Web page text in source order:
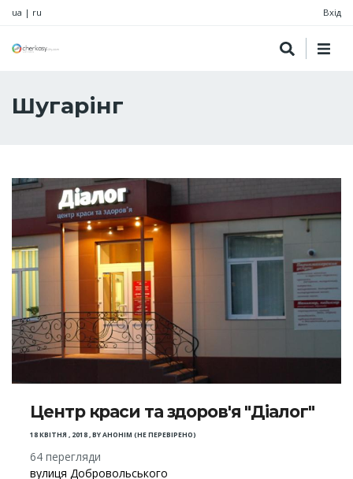
ua | ru Вхід
Шугарінг
Центр краси та здоров'я "Діалог"
18 КВІТНЯ , 2018,BYАНОНІМ (НЕ ПЕРЕВІРЕНО)
64 перегляди
вулиця Добровольського